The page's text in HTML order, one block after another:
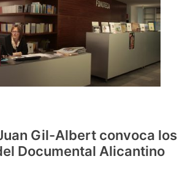
Gil-Albert convoca los
Documental Alicantino